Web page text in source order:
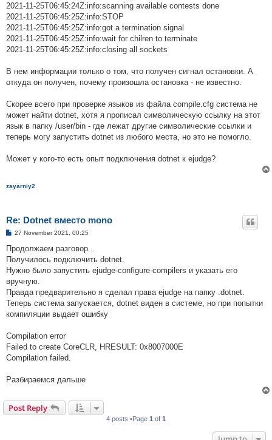
2021-11-25T06:45:24Z:info:scanning available contests done
2021-11-25T06:45:25Z:info:STOP
2021-11-25T06:45:25Z:info:got a termination signal
2021-11-25T06:45:25Z:info:wait for chilren to terminate
2021-11-25T06:45:25Z:info:closing all sockets
В нем информации только о том, что получен сигнал остановки. А
откуда он получен, почему произошла остановка - не известно.
Скорее всего при проверке языков из файла compile.cfg система не
может найти dotnet, хотя я прописал символическую ссылку на этот
язык в папку /user/bin - где лежат другие символические ссылки и
теперь могу запустить dotnet из любого места, но это не помогло.
Может у кого-то есть опыт подключения dotnet к ejudge?
zayarniy2
Re: Dotnet вместо mono
P
s
t
27 November 2021, 00:25
Продолжаем разговор...
Получилось подключить dotnet.
Нужно было запустить ejudge-configure-compilers и указать его
вручную.
Правда предварительно я сделал права ejudge на папку .dotnet.
Теперь система запускается, dotnet виден в системе, но при попытки
компиляции выдает ошибку
Compilation error
Failed to create CoreCLR, HRESULT: 0x8007000E
Compilation failed.
Разбираемся дальше
Post Reply
4 posts •Page 1 of 1